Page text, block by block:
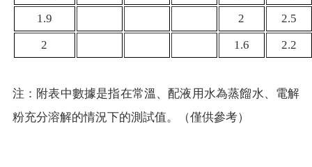
1.9
2
2.5
2
1.6 2.2
注：附表中數據是指在常溫、配液用水為蒸餾水、電解
粉充分溶解的情況下的測試值。（僅供參考）